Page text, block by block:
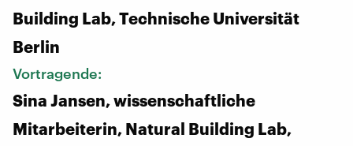
Building Lab, Technische Universität
Berlin
Vortragende:
Sina Jansen, wissenschaftliche
Mitarbeiterin, Natural Building Lab,